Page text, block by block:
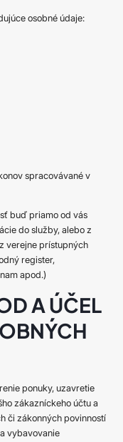
osobné údaje:
spracovávané v
buď priamo od vás
do služby, alebo z
verejne prístupných
register,
apod.)
A ÚČEL
ponuky, uzavretie
zákazníckeho účtu a
či zákonných povinností
vybavovanie